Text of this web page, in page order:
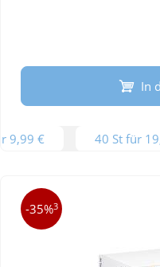
In
9,99 € 40 St für
-35%3